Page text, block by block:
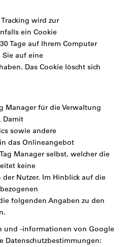
wird zur
ein Cookie
Tage auf Ihrem Computer
auf eine
Das Cookie löscht sich
Manager für die Verwaltung
. Damit
sowie andere
das Onlineangebot
Manager selbst, welcher die
keine
Nutzer. Im Hinblick auf die
folgenden Angaben zu den
und -informationen von Google
Datenschutzbestimmungen: